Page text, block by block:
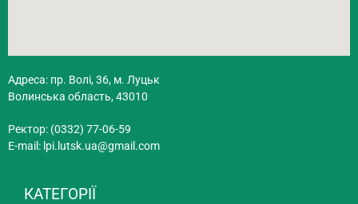
Адреса: пр. Волі, 36, м. Луцьк
Волинська область, 43010
Ректор: (0332) 77-06-59
E-mail: lpi.lutsk.ua@gmail.com
КАТЕГОРІЇ